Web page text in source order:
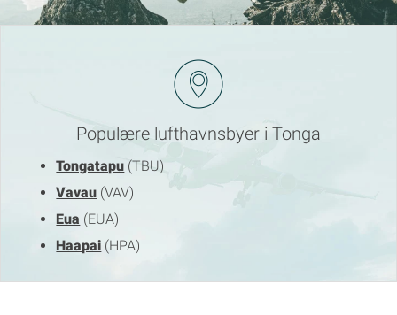
Populære lufthavnsbyer i Tonga
Tongatapu (TBU)
Vavau (VAV)
Eua (EUA)
Haapai (HPA)